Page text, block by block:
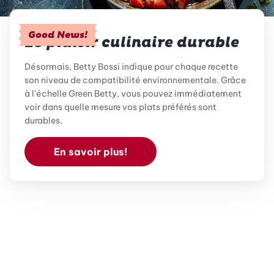
Good News!
Le plaisir culinaire durable
Désormais, Betty Bossi indique pour chaque recette
son niveau de compatibilité environnementale. Grâce
à l'échelle Green Betty, vous pouvez immédiatement
voir dans quelle mesure vos plats préférés sont
durables.
En savoir plus!